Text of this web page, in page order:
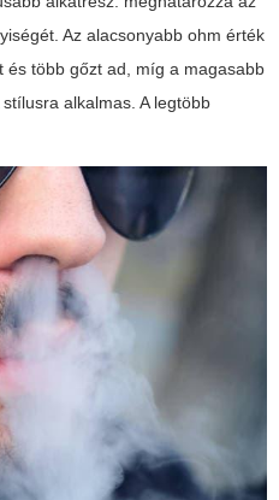
Az alacsonyabb ohm érték
több gőzt ad, míg a magasabb
alkalmas. A legtöbb